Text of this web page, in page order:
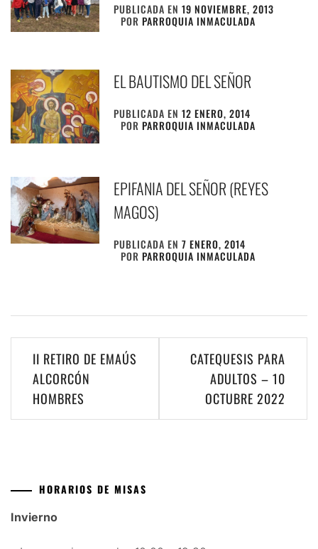
PUBLICADA EN19 NOVIEMBRE, 2013
PORPARROQUIA INMACULADA
EL BAUTISMO DEL SEÑOR
PUBLICADA EN12 ENERO, 2014
PORPARROQUIA INMACULADA
EPIFANIA DEL SEÑOR (REYES
MAGOS)
PUBLICADA EN7 ENERO, 2014
PORPARROQUIA INMACULADA
Navegación
entradas
II RETIRO DE EMAÚS
ALCORCÓN
HOMBRES
CATEQUESIS PARA
ADULTOS – 10
OCTUBRE 2022
HORARIOS DE MISAS
Invierno